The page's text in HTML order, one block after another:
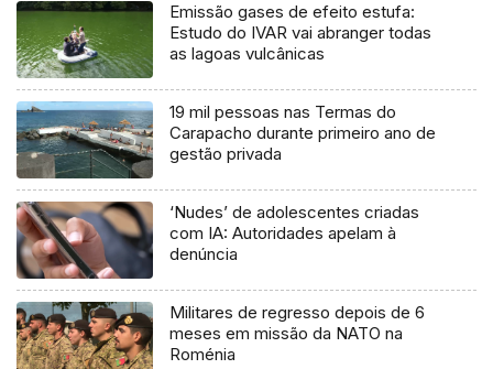
Emissão gases de efeito estufa:
Estudo do IVAR vai abranger todas
as lagoas vulcânicas
19 mil pessoas nas Termas do
Carapacho durante primeiro ano de
gestão privada
‘Nudes’ de adolescentes criadas
com IA: Autoridades apelam à
denúncia
Militares de regresso depois de 6
meses em missão da NATO na
Roménia